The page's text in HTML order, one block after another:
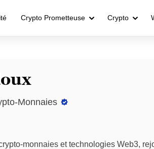
Crypto Prometteuse Crypto
Monnaies
monnaies et technologies Web3,